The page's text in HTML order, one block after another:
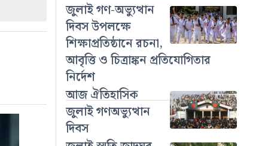
জুলাই গণ-অভ্যুত্থান
দিবস উপলক্ষে
শিক্ষাপ্রতিষ্ঠানে রচনা,
আবৃত্তি ও চিত্রাঙ্কন প্রতিযোগিতার
নির্দেশ
আজ ঐতিহাসিক
জুলাই গণঅভ্যুত্থান
দিবস